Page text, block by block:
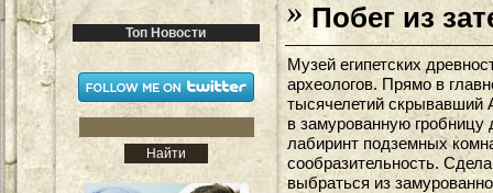
Топ Новости Побег из
Музей египетских
археологов. Прямо в
тысячелетий скрывавший
в замурованную
лабиринт подземных
сообразительность.
выбраться из